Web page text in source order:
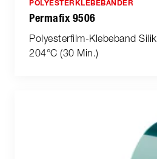
POLYESTERKLEBEBÄNDER
Permafix 9506
Polyesterfilm-Klebeband
204°C (30 Min.)